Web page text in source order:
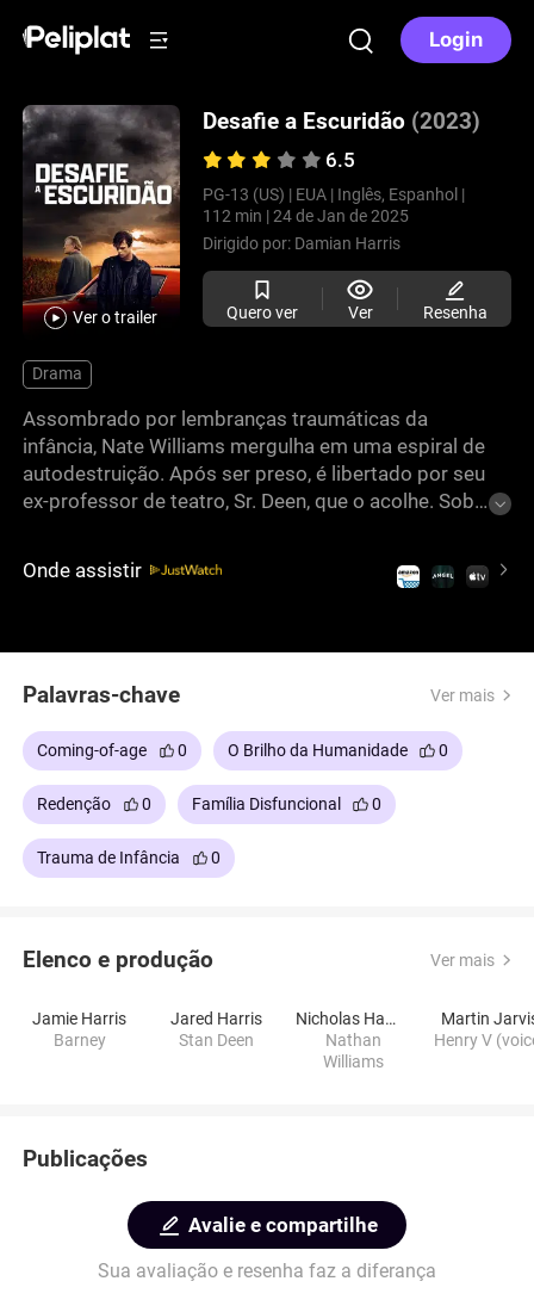
Login
Ver o trailer
Desafie a Escuridão (2023)
6.5
PG-13 (US) | EUA | Inglês, Espanhol |
112 min | 24 de Jan de 2025
Dirigido por: Damian Harris
Quero ver Ver Resenha
Drama
Assombrado por lembranças traumáticas da
infância, Nate Williams mergulha em uma espiral de
autodestruição. Após ser preso, é libertado por seu
ex-professor de teatro, Sr. Deen, que o acolhe. Sob
passado, enfrentando memórias que ainda
ameaçam sua estabilidade e seu futuro.
Onde assistir
Palavras-chave Ver mais
Coming-of-age 0 O Brilho da Humanidade 0
Redenção 0 Família Disfuncional 0
Trauma de Infância 0
Elenco e produção Ver mais
Jamie Harris
Barney
Jared Harris
Stan Deen
Nicholas Hamilton
Nathan
Williams
Martin
Henry V
Publicações
Avalie e compartilhe
Sua avaliação e resenha faz a diferança